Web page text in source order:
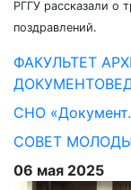
РГГУ рассказали о
поздравлений.
ФАКУЛЬТЕТ
СНО
СОВЕТ
06 мая 2025